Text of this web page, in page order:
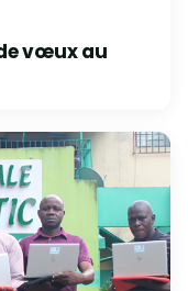
vœux au